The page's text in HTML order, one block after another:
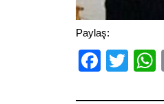
Paylaş: